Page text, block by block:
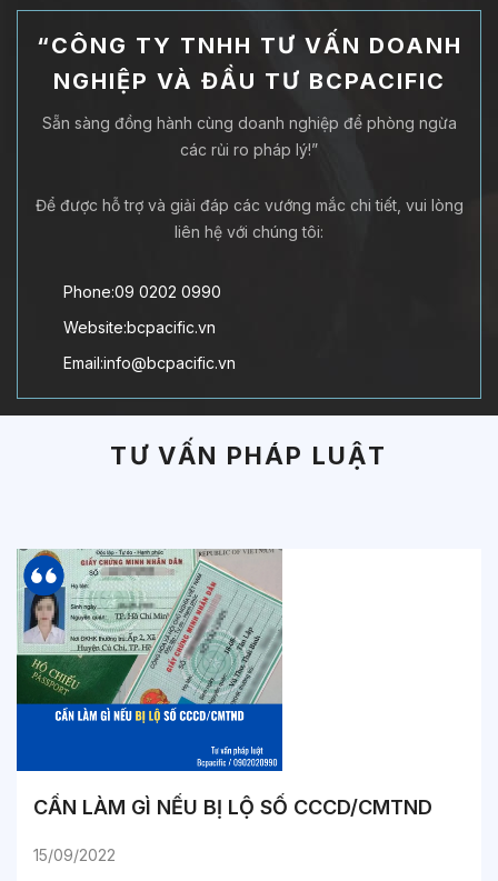
“CÔNG TY TNHH TƯ VẤN DOANH
NGHIỆP VÀ ĐẦU TƯ BCPACIFIC
Sẵn sàng đồng hành cùng doanh nghiệp để phòng ngừa
các rủi ro pháp lý!”
Để được hỗ trợ và giải đáp các vướng mắc chi tiết, vui lòng
liên hệ với chúng tôi:
Phone:09 0202 0990
Website:bcpacific.vn
Email:info@bcpacific.vn
TƯ VẤN PHÁP LUẬT
CẦN LÀM GÌ NẾU BỊ LỘ SỐ CCCD/CMTND
15/09/2022